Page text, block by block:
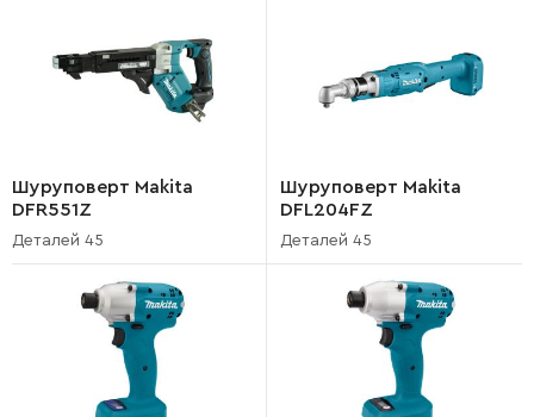
Шуруповерт Makita
DFR551Z
Деталей 45
Шуруповерт Makita
DFL204FZ
Деталей 45